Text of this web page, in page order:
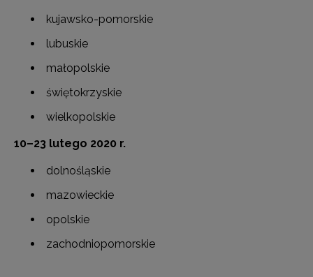
kujawsko-pomorskie
lubuskie
małopolskie
świętokrzyskie
wielkopolskie
10–23 lutego 2020 r.
dolnośląskie
mazowieckie
opolskie
zachodniopomorskie